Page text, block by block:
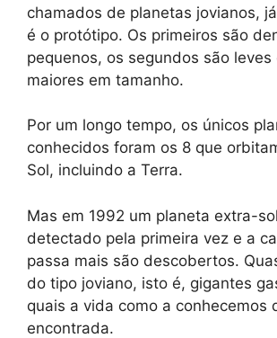
chamados de planetas jovianos,
é o protótipo. Os primeiros são
pequenos, os segundos são leves
maiores em tamanho.
Por um longo tempo, os únicos
conhecidos foram os 8 que
Sol, incluindo a Terra.
Mas em 1992 um planeta extra-
detectado pela primeira vez e a
passa mais são descobertos.
do tipo joviano, isto é, gigantes
quais a vida como a conhecemos
encontrada.